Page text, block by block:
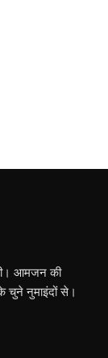
आमजन की
नुमाइंदों से।